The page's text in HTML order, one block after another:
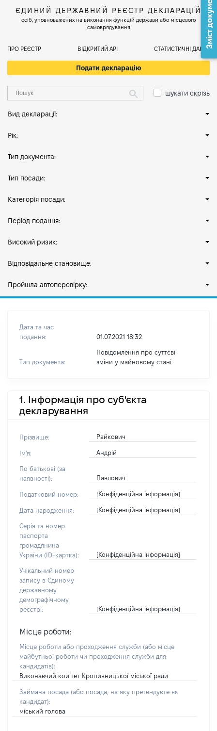
ЄДИНИЙ ДЕРЖАВНИЙ РЕЄСТР ДЕКЛАРАЦІЙ
осіб, уповноважених на виконання функцій держави або місцевого
самоврядування
ПРО РЕЄСТР ВІДКРИТИЙ АРІ СТАТИСТИЧНІ ДАНІ
Подати декларацію
шукати скрізь
Вид декларації:
Рік:
Тип документа:
Тип посади:
Категорія посади:
Період подання:
Високий ризик:
Відповідальне становище:
Пройшла автоперевірку:
Дата та час
подання:
01.07.2021 18:32
Тип документа:
Повідомлення про суттєві
зміни y майновому стані
1. Інформація про суб'єкта
декларування
Прізвище: Райкович
Ім'я: Андрій
По батькові (за
наявності):
Павлович
Податковий номер: [Конфіденційна інформація]
Дата народження: [Конфіденційна інформація]
Серія та номер
паспорта
громадянина
України (ID-картка):
[Конфіденційна інформація]
Унікальний номер
запису в Єдиному
державному
демографічному
реєстрі:
[Конфіденційна інформація]
Місце роботи:
Місце роботи або проходження служби (або місце
майбутньої роботи чи проходження служби для
кандидатів):
Виконавчий коиітет Кропивницької міської ради
Займана посада (або посада, на яку претендуєте як
кандидат):
міський голова
Зміст документа